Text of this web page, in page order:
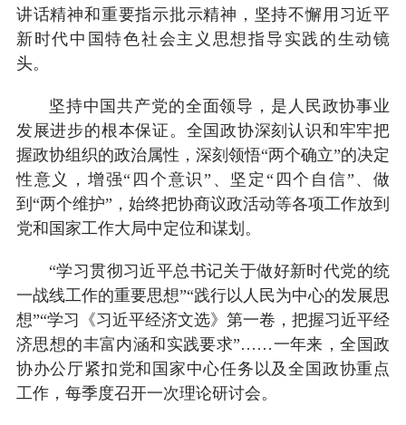
讲话精神和重要指示批示精神，坚持不懈用习近平
新时代中国特色社会主义思想指导实践的生动镜
头。
坚持中国共产党的全面领导，是人民政协事业
发展进步的根本保证。全国政协深刻认识和牢牢把
握政协组织的政治属性，深刻领悟“两个确立”的决定
性意义，增强“四个意识”、坚定“四个自信”、做
到“两个维护”，始终把协商议政活动等各项工作放到
党和国家工作大局中定位和谋划。
“学习贯彻习近平总书记关于做好新时代党的统
一战线工作的重要思想”“践行以人民为中心的发展思
想”“学习《习近平经济文选》第一卷，把握习近平经
济思想的丰富内涵和实践要求”……一年来，全国政
协办公厅紧扣党和国家中心任务以及全国政协重点
工作，每季度召开一次理论研讨会。